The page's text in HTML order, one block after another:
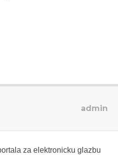
admin
za elektronicku glazbu